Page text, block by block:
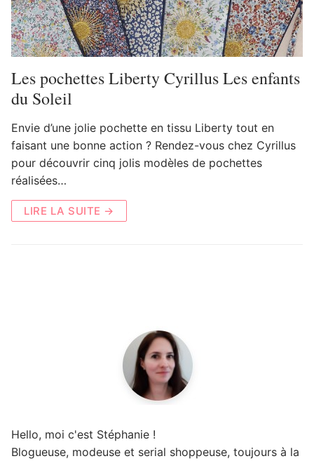
Les pochettes Liberty Cyrillus Les enfants
du Soleil
Envie d’une jolie pochette en tissu Liberty tout en
faisant une bonne action ? Rendez-vous chez Cyrillus
pour découvrir cinq jolis modèles de pochettes
réalisées…
LIRE LA SUITE →
Hello, moi c'est Stéphanie !
Blogueuse, modeuse et serial shoppeuse, toujours à la